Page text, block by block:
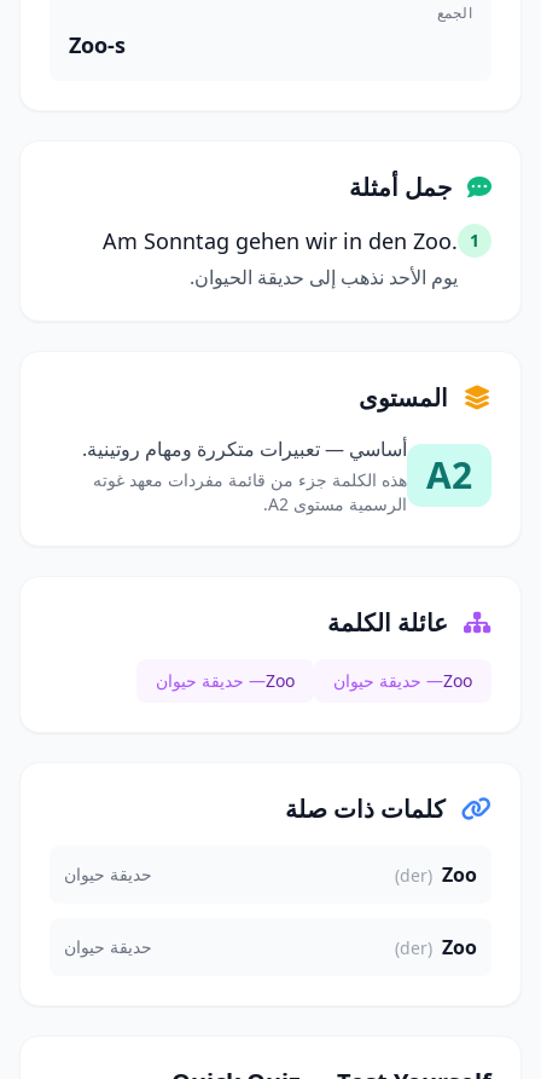
الجمع
Zoo-s
جمل أمثلة
1
Am Sonntag gehen wir in den Zoo.
يوم الأحد نذهب إلى حديقة الحيوان.
المستوى
A2
أساسي — تعبيرات متكررة ومهام روتينية.
هذه الكلمة جزء من قائمة مفردات معهد غوته
الرسمية مستوى A2.
عائلة الكلمة
Zoo— حديقة حيوان Zoo— حديقة حيوان
كلمات ذات صلة
Zoo
(der) حديقة حيوان
Zoo
(der) حديقة حيوان